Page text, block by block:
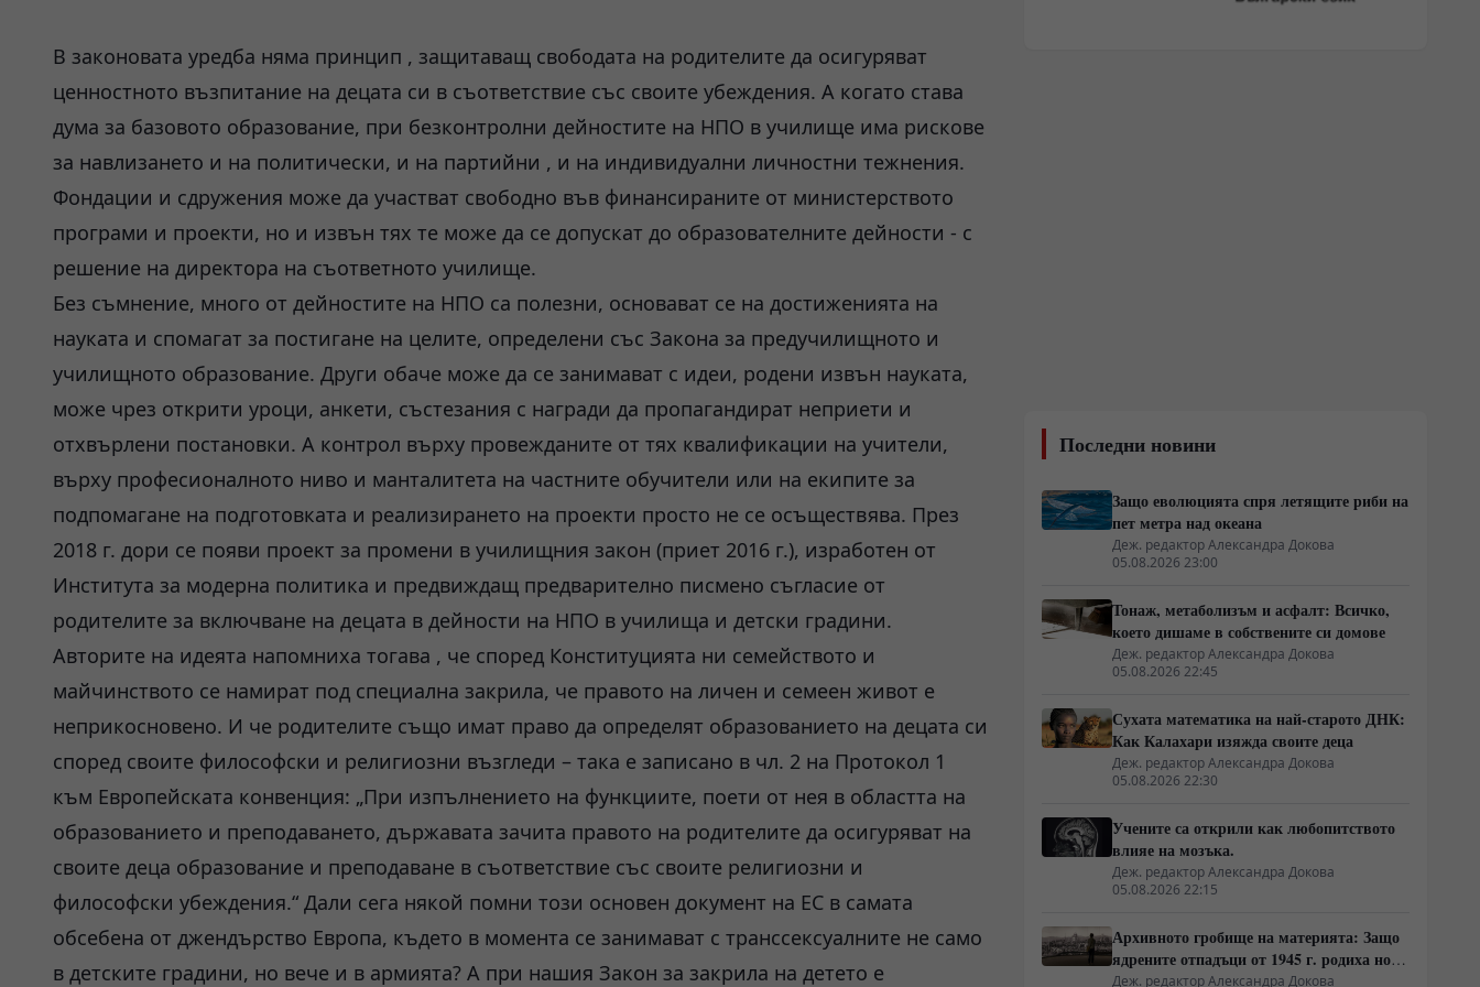
В законовата уредба няма принцип , защитаващ свободата на родителите да осигуряват
ценностното възпитание на децата си в съответствие със своите убеждения. А когато става
дума за базовото образование, при безконтролни дейностите на НПО в училище има рискове
за навлизането и на политически, и на партийни , и на индивидуални личностни тежнения.
Фондации и сдружения може да участват свободно във финансираните от министерството
програми и проекти, но и извън тях те може да се допускат до образователните дейности - с
решение на директора на съответното училище.
Без съмнение, много от дейностите на НПО са полезни, основават се на достиженията на
науката и спомагат за постигане на целите, определени със Закона за предучилищното и
училищното образование. Други обаче може да се занимават с идеи, родени извън науката,
може чрез открити уроци, анкети, състезания с награди да пропагандират неприети и
отхвърлени постановки. А контрол върху провежданите от тях квалификации на учители,
върху професионалното ниво и манталитета на частните обучители или на екипите за
подпомагане на подготовката и реализирането на проекти просто не се осъществява. През
2018 г. дори се появи проект за промени в училищния закон (приет 2016 г.), изработен от
Института за модерна политика и предвиждащ предварително писмено съгласие от
родителите за включване на децата в дейности на НПО в училища и детски градини.
Авторите на идеята напомниха тогава , че според Конституцията ни семейството и
майчинството се намират под специална закрила, че правото на личен и семеен живот е
неприкосновено. И че родителите също имат право да определят образованието на децата си
според своите философски и религиозни възгледи – така е записано в чл. 2 на Протокол 1
към Европейската конвенция: „При изпълнението на функциите, поети от нея в областта на
образованието и преподаването, държавата зачита правото на родителите да осигуряват на
своите деца образование и преподаване в съответствие със своите религиозни и
философски убеждения.“ Дали сега някой помни този основен документ на ЕС в самата
обсебена от джендърство Европа, където в момента се занимават с транссексуалните не само
в детските градини, но вече и в армията? А при нашия Закон за закрила на детето е
Последни новини
Защо еволюцията спря летящите риби на
пет метра над океана
Деж. редактор Александра Докова
05.08.2026 23:00
Тонаж, метаболизъм и асфалт: Всичко,
което дишаме в собствените си домове
Деж. редактор Александра Докова
05.08.2026 22:45
Сухата математика на най-старото ДНК:
Как Калахари изяжда своите деца
Деж. редактор Александра Докова
05.08.2026 22:30
Учените са открили как любопитството
влияе на мозъка.
Деж. редактор Александра Докова
05.08.2026 22:15
Архивното гробище на материята: Защо
ядрените отпадъци от 1945 г. родиха нова
атомна архитектура
Деж. редактор Александра Докова